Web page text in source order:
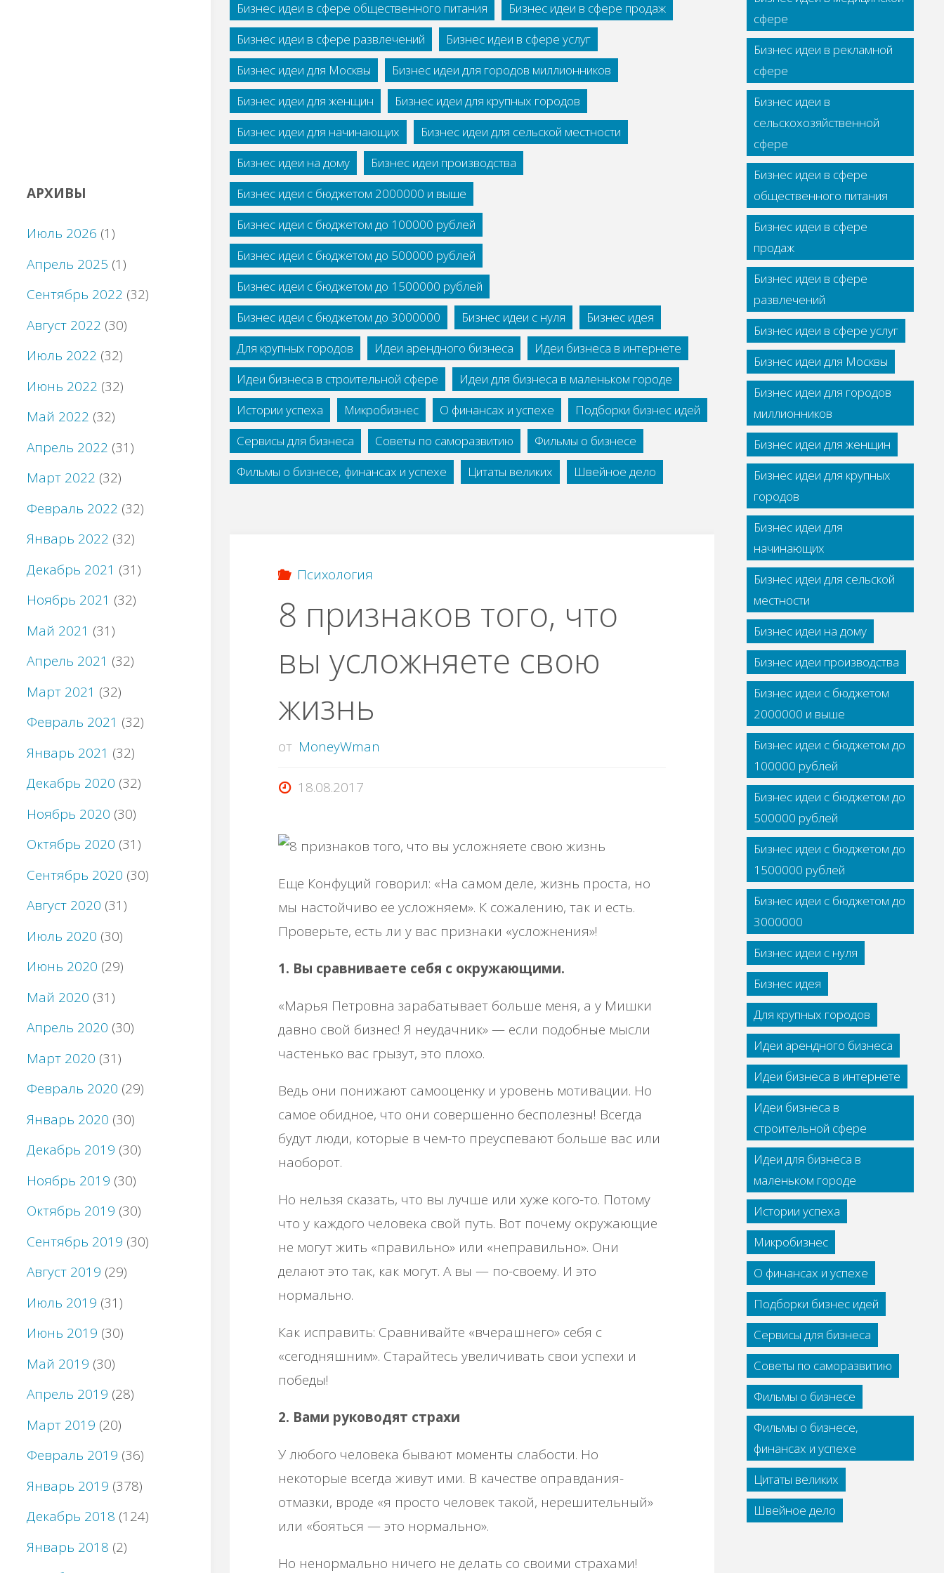
Бизнес идеи в сфере общественного питания
Бизнес идеи в сфере продаж
Бизнес идеи в сфере развлечений
Бизнес идеи в сфере услуг
Бизнес идеи для Москвы
Бизнес идеи для городов миллионников
Бизнес идеи для женщин
Бизнес идеи для крупных городов
Бизнес идеи для начинающих
Бизнес идеи для сельской местности
Бизнес идеи на дому
Бизнес идеи производства
Бизнес идеи с бюджетом 2000000 и выше
Бизнес идеи с бюджетом до 100000 рублей
Бизнес идеи с бюджетом до 500000 рублей
Бизнес идеи с бюджетом до 1500000 рублей
Бизнес идеи с бюджетом до 3000000
Бизнес идеи с нуля
Бизнес идея
Для крупных городов
Идеи арендного бизнеса
Идеи бизнеса в интернете
Идеи бизнеса в строительной сфере
Идеи для бизнеса в маленьком городе
Истории успеха
Микробизнес О финансах и успехе
Подборки бизнес идей
Сервисы для бизнеса
Советы по саморазвитию
Фильмы о бизнесе
Фильмы о бизнесе, финансах и успехе
Цитаты великих Швейное дело
Психология
8 признаков того, что
вы усложняете свою
жизнь
от MoneyWman
18.08.2017
Еще Конфуций говорил: «На самом деле, жизнь проста, но
мы настойчиво ее усложняем». К сожалению, так и есть.
Проверьте, есть ли у вас признаки «усложнения»!
1. Вы сравниваете себя с окружающими.
«Марья Петровна зарабатывает больше меня, а у Мишки
давно свой бизнес! Я неудачник» — если подобные мысли
частенько вас грызут, это плохо.
Ведь они понижают самооценку и уровень мотивации. Но
самое обидное, что они совершенно бесполезны! Всегда
будут люди, которые в чем-то преуспевают больше вас или
наоборот.
Но нельзя сказать, что вы лучше или хуже кого-то. Потому
что у каждого человека свой путь. Вот почему окружающие
не могут жить «правильно» или «неправильно». Они
делают это так, как могут. А вы — по-своему. И это
нормально.
Как исправить: Сравнивайте «вчерашнего» себя с
«сегодняшним». Старайтесь увеличивать свои успехи и
победы!
2. Вами руководят страхи
У любого человека бывают моменты слабости. Но
некоторые всегда живут ими. В качестве оправдания-
отмазки, вроде «я просто человек такой, нерешительный»
или «бояться — это нормально».
Но ненормально ничего не делать со своими страхами!
АРХИВЫ
Июль 2026 (1)
Апрель 2025 (1)
Сентябрь 2022 (32)
Август 2022 (30)
Июль 2022 (32)
Июнь 2022 (32)
Май 2022 (32)
Апрель 2022 (31)
Март 2022 (32)
Февраль 2022 (32)
Январь 2022 (32)
Декабрь 2021 (31)
Ноябрь 2021 (32)
Май 2021 (31)
Апрель 2021 (32)
Март 2021 (32)
Февраль 2021 (32)
Январь 2021 (32)
Декабрь 2020 (32)
Ноябрь 2020 (30)
Октябрь 2020 (31)
Сентябрь 2020 (30)
Август 2020 (31)
Июль 2020 (30)
Июнь 2020 (29)
Май 2020 (31)
Апрель 2020 (30)
Март 2020 (31)
Февраль 2020 (29)
Январь 2020 (30)
Декабрь 2019 (30)
Ноябрь 2019 (30)
Октябрь 2019 (30)
Сентябрь 2019 (30)
Август 2019 (29)
Июль 2019 (31)
Июнь 2019 (30)
Май 2019 (30)
Апрель 2019 (28)
Март 2019 (20)
Февраль 2019 (36)
Январь 2019 (378)
Декабрь 2018 (124)
Январь 2018 (2)
сфере
Бизнес идеи в рекламной
сфере
Бизнес идеи в
сельскохозяйственной
сфере
Бизнес идеи в сфере
общественного питания
Бизнес идеи в сфере
продаж
Бизнес идеи в сфере
развлечений
Бизнес идеи в сфере услуг
Бизнес идеи для Москвы
Бизнес идеи для городов
миллионников
Бизнес идеи для женщин
Бизнес идеи для крупных
городов
Бизнес идеи для
начинающих
Бизнес идеи для сельской
местности
Бизнес идеи на дому
Бизнес идеи производства
Бизнес идеи с бюджетом
2000000 и выше
Бизнес идеи с бюджетом до
100000 рублей
Бизнес идеи с бюджетом до
500000 рублей
Бизнес идеи с бюджетом до
1500000 рублей
Бизнес идеи с бюджетом до
3000000
Бизнес идеи с нуля
Бизнес идея
Для крупных городов
Идеи арендного бизнеса
Идеи бизнеса в интернете
Идеи бизнеса в
строительной сфере
Идеи для бизнеса в
маленьком городе
Истории успеха
Микробизнес
О финансах и успехе
Подборки бизнес идей
Сервисы для бизнеса
Советы по саморазвитию
Фильмы о бизнесе
Фильмы о бизнесе,
финансах и успехе
Цитаты великих
Швейное дело